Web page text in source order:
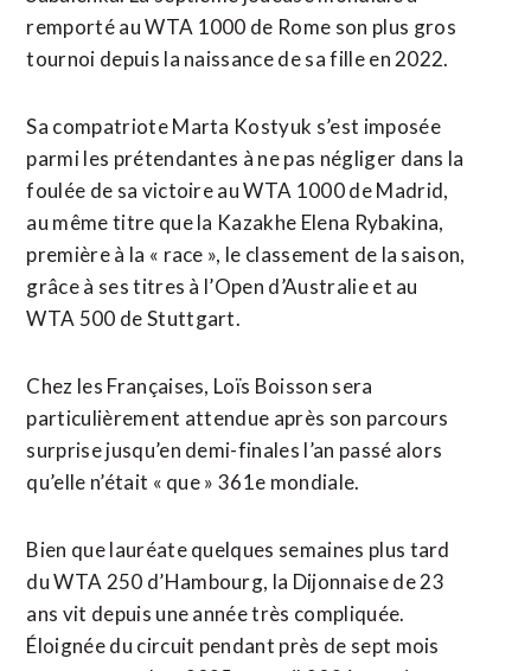
remporté ​au WTA 1000 de ​Rome son plus gros
tournoi depuis la naissance de sa fille en 2022.
Sa compatriote Marta Kostyuk s’est imposée
parmi les prétendantes à ​ne pas négliger dans la
foulée de sa victoire au WTA 1000 de Madrid,
au même titre que la Kazakhe Elena Rybakina,
première à la « race », le classement de la saison,
‌grâce à ses titres à ​l’Open d’Australie et au
WTA 500 de Stuttgart.
Chez les Françaises, Loïs Boisson sera
particulièrement attendue après son parcours
surprise jusqu’en demi-finales l’an passé ​alors
qu’elle n’était « que » 361e mondiale.
Bien que lauréate quelques semaines plus tard
du WTA 250 d’Hambourg, la Dijonnaise de 23
ans vit depuis une année très compliquée.
Éloignée du circuit pendant près de sept mois